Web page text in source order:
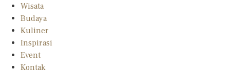
Wisata
Budaya
Kuliner
Inspirasi
Event
Kontak